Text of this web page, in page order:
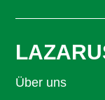
Über uns